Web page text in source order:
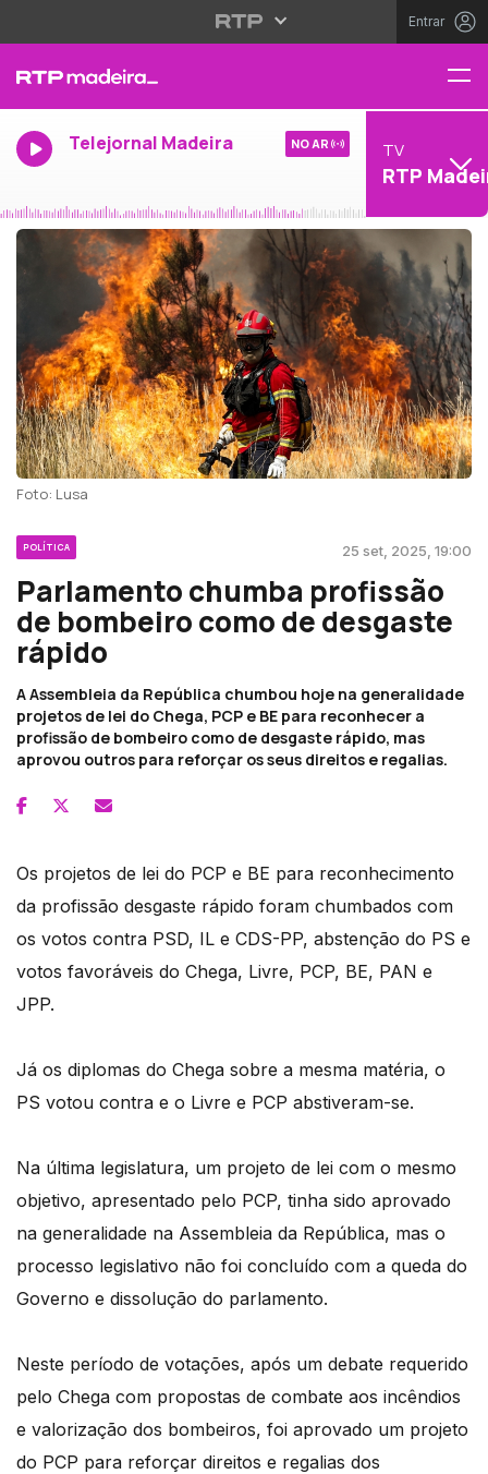
Entrar
Telejornal Madeira NO AR TV
RTP
Foto: Lusa
POLÍTICA 25 set, 2025, 19:00
Parlamento chumba profissão
de bombeiro como de desgaste
rápido
A Assembleia da República chumbou hoje na generalidade
projetos de lei do Chega, PCP e BE para reconhecer a
profissão de bombeiro como de desgaste rápido, mas
aprovou outros para reforçar os seus direitos e regalias.
Os projetos de lei do PCP e BE para reconhecimento
da profissão desgaste rápido foram chumbados com
os votos contra PSD, IL e CDS-PP, abstenção do PS e
votos favoráveis do Chega, Livre, PCP, BE, PAN e
JPP.
Já os diplomas do Chega sobre a mesma matéria, o
PS votou contra e o Livre e PCP abstiveram-se.
Na última legislatura, um projeto de lei com o mesmo
objetivo, apresentado pelo PCP, tinha sido aprovado
na generalidade na Assembleia da República, mas o
processo legislativo não foi concluído com a queda do
Governo e dissolução do parlamento.
Neste período de votações, após um debate requerido
pelo Chega com propostas de combate aos incêndios
e valorização dos bombeiros, foi aprovado um projeto
do PCP para reforçar direitos e regalias dos